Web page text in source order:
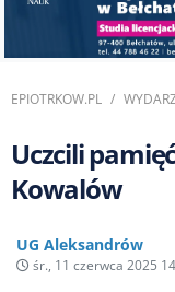
EPIOTRKOW.PL
Uczcili
Kowalów
UG Aleksandrów
śr., 11 czerwca 2025